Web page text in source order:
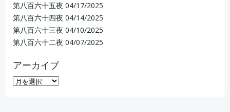
第八百六十五夜 04/17/2025
第八百六十四夜 04/14/2025
第八百六十三夜 04/10/2025
第八百六十二夜 04/07/2025
アーカイブ
ア